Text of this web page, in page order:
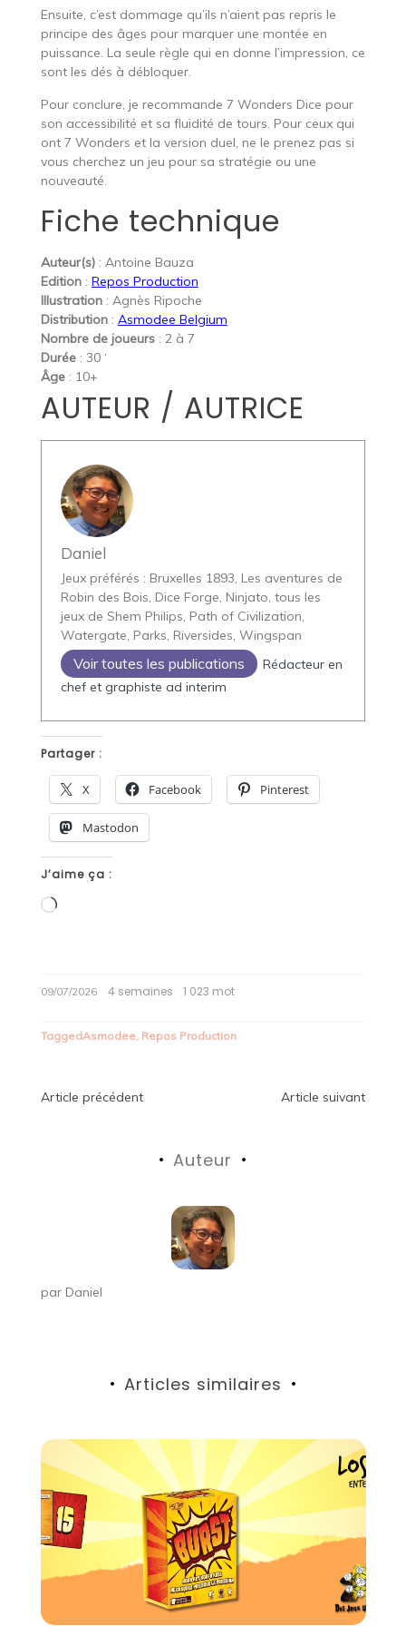
Ensuite, c’est dommage qu’ils n’aient pas repris le
principe des âges pour marquer une montée en
puissance. La seule règle qui en donne l’impression, ce
sont les dés à débloquer.
Pour conclure, je recommande 7 Wonders Dice pour
son accessibilité et sa fluidité de tours. Pour ceux qui
ont 7 Wonders et la version duel, ne le prenez pas si
vous cherchez un jeu pour sa stratégie ou une
nouveauté.
Fiche technique
Auteur(s): Antoine Bauza
Edition : Repos Production
Illustration: Agnès Ripoche
Distribution: Asmodee Belgium
Nombre de joueurs: 2 à 7
Durée: 30 ‘
Âge: 10+
AUTEUR / AUTRICE
Daniel
Jeux préférés : Bruxelles 1893, Les aventures de
Robin des Bois, Dice Forge, Ninjato, tous les
jeux de Shem Philips, Path of Civilization,
Watergate, Parks, Riversides, Wingspan
Voir toutes les publications
Rédacteur en
chef et graphiste ad interim
Partager :
X Facebook Pinterest
Mastodon
J’aime ça :
Chargement…
09/07/2026 4 semaines 1 023 mot
TaggedAsmodee, Repos Production
Navigation
Article précédent Article suivant
Auteur
par Daniel
Articles similaires